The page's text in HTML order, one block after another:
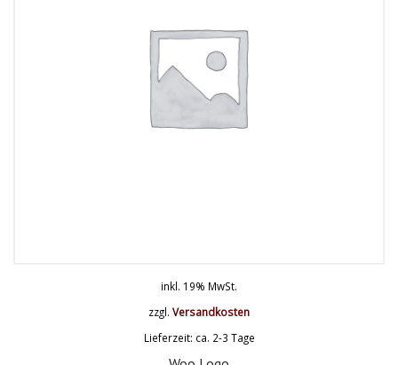
inkl. 19% MwSt.
zzgl. Versandkosten
Lieferzeit: ca. 2-3 Tage